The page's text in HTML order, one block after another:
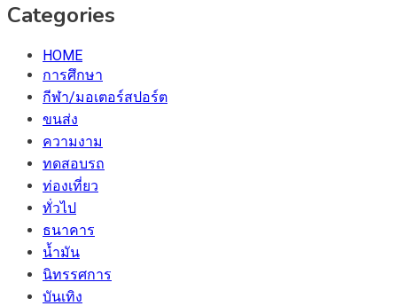
Categories
HOME
การศึกษา
กีฬา/มอเตอร์สปอร์ต
ขนส่ง
ความงาม
ทดสอบรถ
ท่องเที่ยว
ทั่วไป
ธนาคาร
น้ำมัน
นิทรรศการ
บันเทิง